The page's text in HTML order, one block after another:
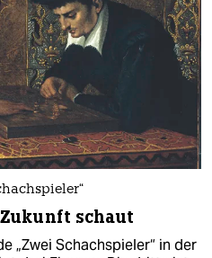
schaut
„Zwei Schachspieler“ in der